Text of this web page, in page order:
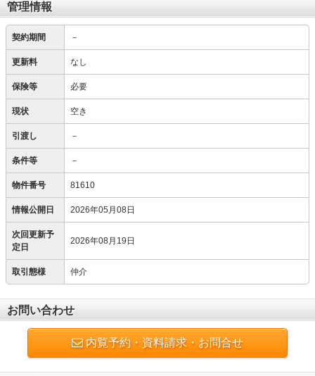
管理情報
契約期間 －
更新料 なし
保険等 必要
現状 空き
引渡し －
条件等 －
物件番号 81610
情報公開日 2026年05月08日
次回更新予
定日
2026年08月19日
取引態様 仲介
お問い合わせ
内覧予約・資料請求・お問合せ